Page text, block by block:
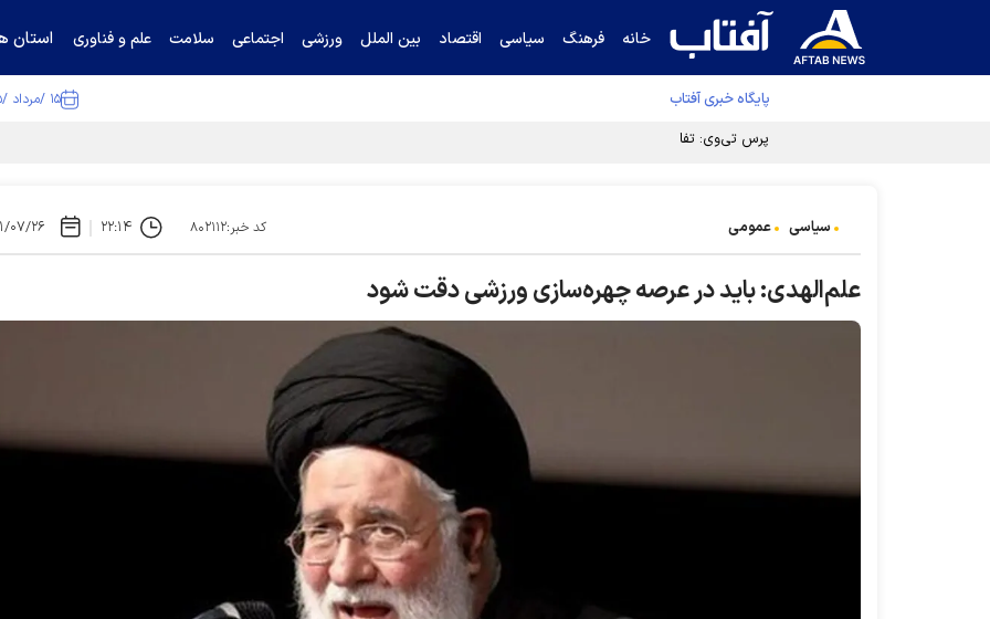
خانه فرهنگ سیاسی اقتصاد بین الملل ورزشی اجتماعی سلامت علم و فناوری استان
پایگاه خبری آفتاب ۱۵ /مرداد /۱۴۰۵
پرس تی‌وی: تفاهم ایران-عمان در دسترس است
سیاسی عمومی کد خبر:۸۰۲۱۱۲ ۲۲:۱۴ ۱۴۰۱/
علم‌الهدی: باید در عرصه چهره‌سازی ورزشی دقت شود